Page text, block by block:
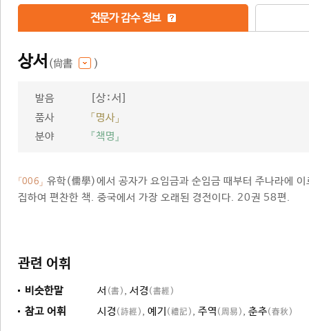
전문가 감수 정보
상서 (尙書 )
발음 [상ː서]
품사
「명사」
분야
『책명』
「006」 유학(儒學)에서 공자가 요임금과 순임금 때부터 주나라에
집하여 편찬한 책. 중국에서 가장 오래된 경전이다. 20권 58편.
관련 어휘
비슷한말 서 (書) , 서경 (書經)
참고 어휘 시경 (詩經) , 예기 (禮記) , 주역 (周易) , 춘추(春秋)